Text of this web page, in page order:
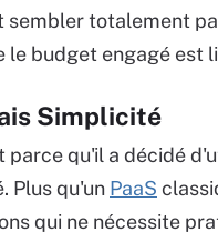
sembler totalement
le budget engagé est
Simplicité
qu'il a décidé
Plus qu'un PaaS
qui ne nécessite